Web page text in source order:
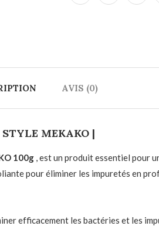
AVIS (0)
MEKAKO |
100g , est un produit essentiel pour
pour éliminer les impuretés en
efficacement les bactéries et les